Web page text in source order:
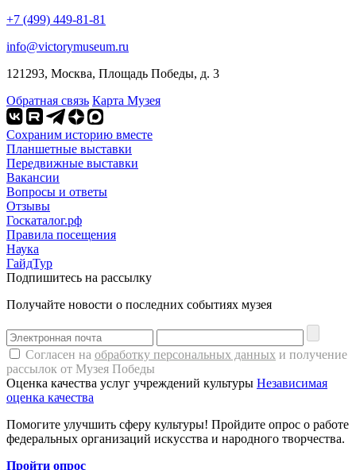
+7 (499) 449-81-81
info@victorymuseum.ru
121293, Москва, Площадь Победы, д. 3
Обратная связь Карта Музея
Сохраним историю вместе
Планшетные выставки
Передвижные выставки
Вакансии
Вопросы и ответы
Отзывы
Госкаталог.рф
Правила посещения
Наука
ГайдТур
Подпишитесь на рассылку
Получайте новости о последних событиях музея
Согласен на обработку персональных данных и получение
рассылок от Музея Победы
Оценка качества услуг учреждений культуры Независимая
оценка качества
Помогите улучшить сферу культуры! Пройдите опрос о работе
федеральных организаций искусства и народного творчества.
Пройти опрос